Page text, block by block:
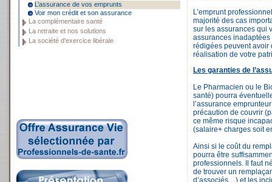
La complémentaire santé
La retraite et nos solutions
La société d'exercice libérale
L’assurance de vos emprunts
Voir mon crédit et son assurance
L’emprunt
majorité des cas
sur les assurances qui
assurances
rédigées peuvent avoir
réalisation de votre
Les garanties de
Le Pharmacien ou le
santé) pourra
l’assurance
précaution de couvrir
ce même risque
(salaire+ charges soit
Ainsi si le coût du
pourra être
professionnels. Il faut
de trouver un
d’associés…) et les